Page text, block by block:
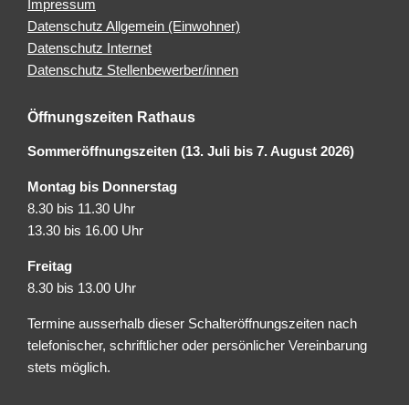
Impressum
Datenschutz Allgemein (Einwohner)
Datenschutz Internet
Datenschutz Stellenbewerber/innen
Öffnungszeiten Rathaus
Sommeröffnungszeiten (13. Juli bis 7. August 2026)
Montag bis Donnerstag
8.30 bis 11.30 Uhr
13.30 bis 16.00 Uhr
Freitag
8.30 bis 13.00 Uhr
Termine ausserhalb dieser Schalteröffnungszeiten nach
telefonischer, schriftlicher oder persönlicher Vereinbarung
stets möglich.